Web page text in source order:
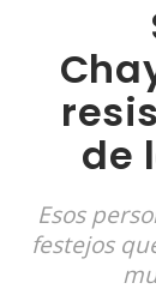
de
Esos
festejos